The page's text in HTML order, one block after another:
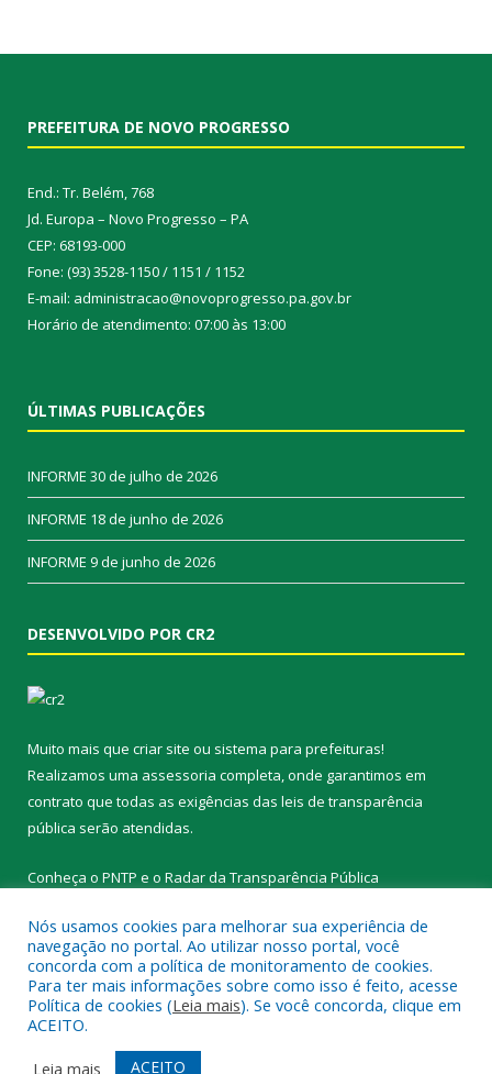
PREFEITURA DE NOVO PROGRESSO
End.: Tr. Belém, 768
Jd. Europa – Novo Progresso – PA
CEP: 68193-000
Fone: (93) 3528-1150 / 1151 / 1152
E-mail: administracao@novoprogresso.pa.gov.br
Horário de atendimento: 07:00 às 13:00
ÚLTIMAS PUBLICAÇÕES
INFORME 30 de julho de 2026
INFORME 18 de junho de 2026
INFORME 9 de junho de 2026
DESENVOLVIDO POR CR2
Muito mais que criar site ou sistema para prefeituras!
Realizamos uma assessoria completa, onde garantimos em
contrato que todas as exigências das leis de transparência
pública serão atendidas.
Conheça o PNTP e o Radar da Transparência Pública
Todos os direitos reservados a Prefeitura Municipal de Novo
Progresso.
Mapa do Site Acessar Área Administrativa
Nós usamos cookies para melhorar sua experiência de
navegação no portal. Ao utilizar nosso portal, você
concorda com a política de monitoramento de cookies.
Para ter mais informações sobre como isso é feito, acesse
Política de cookies (Leia mais). Se você concorda, clique em
ACEITO.
Leia mais
ACEITO